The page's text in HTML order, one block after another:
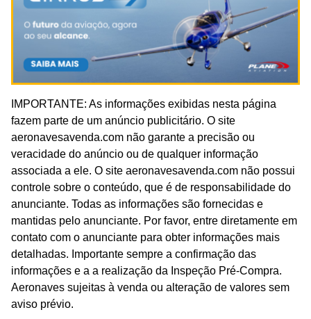
IMPORTANTE: As informações exibidas nesta página
fazem parte de um anúncio publicitário. O site
aeronavesavenda.com não garante a precisão ou
veracidade do anúncio ou de qualquer informação
associada a ele. O site aeronavesavenda.com não possui
controle sobre o conteúdo, que é de responsabilidade do
anunciante. Todas as informações são fornecidas e
mantidas pelo anunciante. Por favor, entre diretamente em
contato com o anunciante para obter informações mais
detalhadas. Importante sempre a confirmação das
informações e a a realização da Inspeção Pré-Compra.
Aeronaves sujeitas à venda ou alteração de valores sem
aviso prévio.